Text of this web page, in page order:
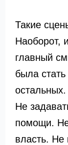
Такие
Наоборот,
главный
была
Не
помощи. Не
власть. Не